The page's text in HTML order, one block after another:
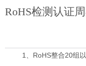
RoHS检测认证
1、RoHS整合20组